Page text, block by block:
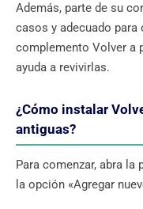
Además, parte de su
casos y adecuado
complemento Volver a
ayuda a revivirlas.
¿Cómo instalar
antiguas?
Para comenzar, abra
la opción «Agregar